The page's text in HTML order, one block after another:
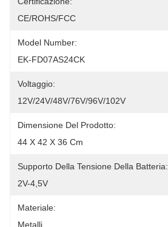
CE/ROHS/FCC
Model Number:
EK-FD07AS24CK
Voltaggio:
12V/24V/48V/76V/96V/102V
Dimensione Del Prodotto:
44 X 42 X 36 Cm
Supporto Della Tensione Della Batteria:
2V-4,5V
Materiale:
Metalli